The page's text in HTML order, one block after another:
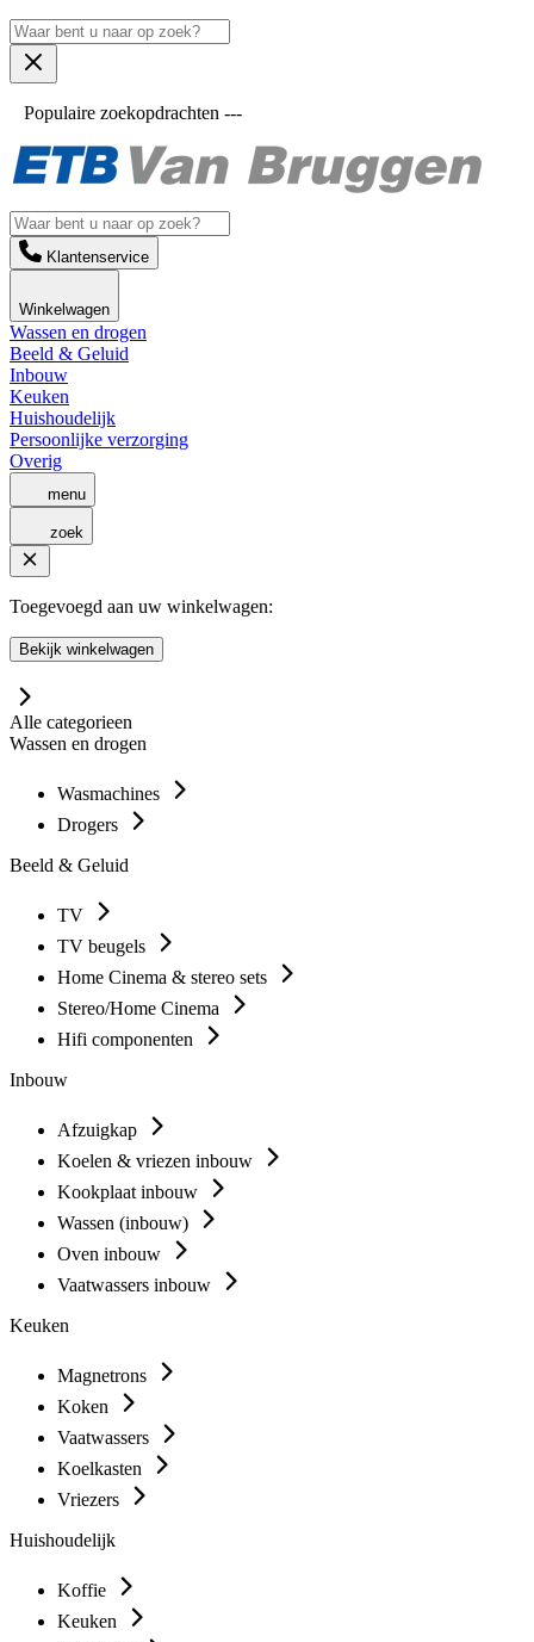
Populaire zoekopdrachten ---
Klantenservice
Winkelwagen
Wassen en drogen
Beeld & Geluid
Inbouw
Keuken
Huishoudelijk
Persoonlijke verzorging
Overig
menu
zoek
Toegevoegd aan uw winkelwagen:
Bekijk winkelwagen
Alle categorieen
Wassen en drogen
Wasmachines
Drogers
Beeld & Geluid
TV
TV beugels
Home Cinema & stereo sets
Stereo/Home Cinema
Hifi componenten
Inbouw
Afzuigkap
Koelen & vriezen inbouw
Kookplaat inbouw
Wassen (inbouw)
Oven inbouw
Vaatwassers inbouw
Keuken
Magnetrons
Koken
Vaatwassers
Koelkasten
Vriezers
Huishoudelijk
Koffie
Keuken